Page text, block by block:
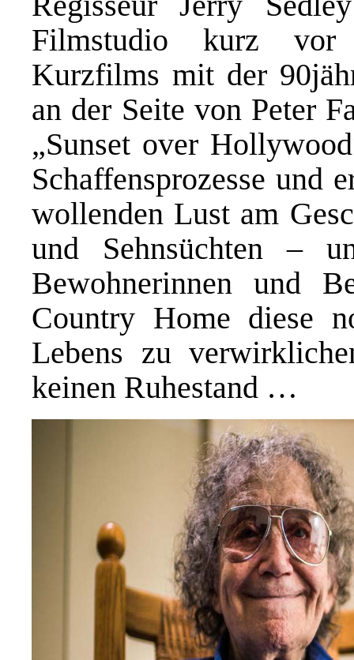
Filmstudio kurz vor
Kurzfilms mit der
an der Seite von Peter
„Sunset over
Schaffensprozesse und
wollenden Lust am
und Sehnsüchten –
Bewohnerinnen und
Country Home diese
Lebens zu
keinen Ruhestand …